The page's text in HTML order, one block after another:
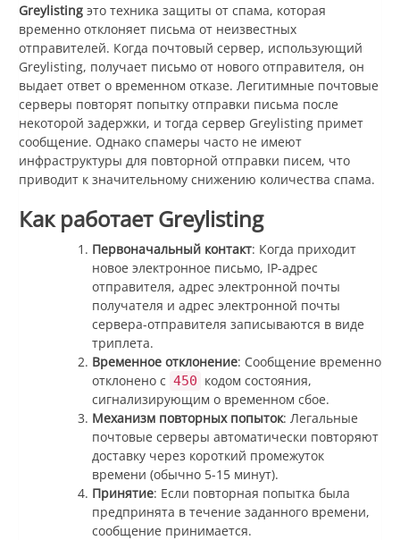
Greylisting это техника защиты от спама, которая
временно отклоняет письма от неизвестных
отправителей. Когда почтовый сервер, использующий
Greylisting, получает письмо от нового отправителя, он
выдает ответ о временном отказе. Легитимные почтовые
серверы повторят попытку отправки письма после
некоторой задержки, и тогда сервер Greylisting примет
сообщение. Однако спамеры часто не имеют
инфраструктуры для повторной отправки писем, что
приводит к значительному снижению количества спама.
Как работает Greylisting
Первоначальный контакт: Когда приходит
новое электронное письмо, IP-адрес
отправителя, адрес электронной почты
получателя и адрес электронной почты
сервера-отправителя записываются в виде
триплета.
Временное отклонение: Сообщение временно
отклонено с 450 кодом состояния,
сигнализирующим о временном сбое.
Механизм повторных попыток: Легальные
почтовые серверы автоматически повторяют
доставку через короткий промежуток
времени (обычно 5-15 минут).
Принятие: Если повторная попытка была
предпринята в течение заданного времени,
сообщение принимается.